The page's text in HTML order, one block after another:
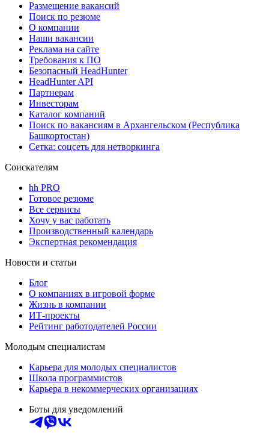
Размещение вакансий
Поиск по резюме
О компании
Наши вакансии
Реклама на сайте
Требования к ПО
Безопасный HeadHunter
HeadHunter API
Партнерам
Инвесторам
Каталог компаний
Поиск по вакансиям в Архангельском (Республика
Башкортостан)
Сетка: соцсеть для нетворкинга
Соискателям
hh PRO
Готовое резюме
Все сервисы
Хочу у вас работать
Производственный календарь
Экспертная рекомендация
Новости и статьи
Блог
О компаниях в игровой форме
Жизнь в компании
ИТ-проекты
Рейтинг работодателей России
Молодым специалистам
Карьера для молодых специалистов
Школа программистов
Карьера в некоммерческих организациях
Боты для уведомлений